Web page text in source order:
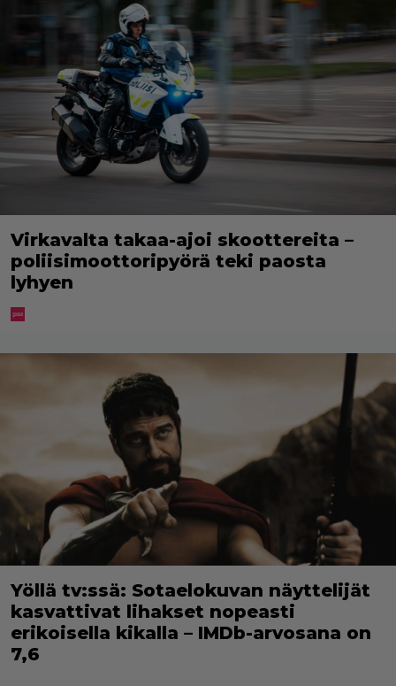
Virkavalta takaa-ajoi skoottereita –
poliisimoottoripyörä teki paosta
lyhyen
Yöllä tv:ssä: Sotaelokuvan näyttelijät
kasvattivat lihakset nopeasti
erikoisella kikalla – IMDb-arvosana on
7,6